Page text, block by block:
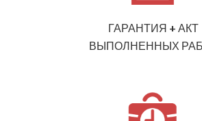
ГАРАНТИЯ + АКТ
ВЫПОЛНЕННЫХ